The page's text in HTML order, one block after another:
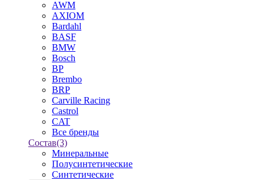
AWM
AXIOM
Bardahl
BASF
BMW
Bosch
BP
Brembo
BRP
Carville Racing
Castrol
CAT
Все бренды
Состав(3)
Минеральные
Полусинтетические
Синтетические